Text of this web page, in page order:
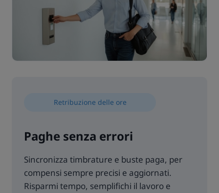
Retribuzione delle ore
Paghe senza errori
Sincronizza timbrature e buste paga, per
compensi sempre precisi e aggiornati.
Risparmi tempo, semplifichi il lavoro e